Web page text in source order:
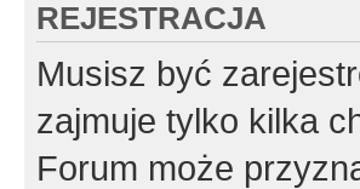
REJESTRACJA
Musisz być
zajmuje tylko kilka
Forum może